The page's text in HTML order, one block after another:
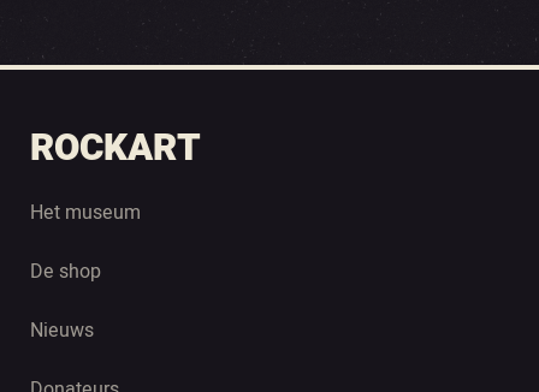
ROCKART
Het museum
De shop
Nieuws